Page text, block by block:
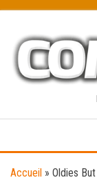
content
Accueil » Oldies